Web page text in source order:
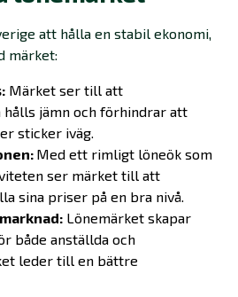
att hålla en stabil ekonomi,
märket:
Märket ser till att
hålls jämn och förhindrar att
sticker iväg.
Med ett rimligt löneök som
ser märket till att
sina priser på en bra nivå.
Lönemärket skapar
både anställda och
leder till en bättre